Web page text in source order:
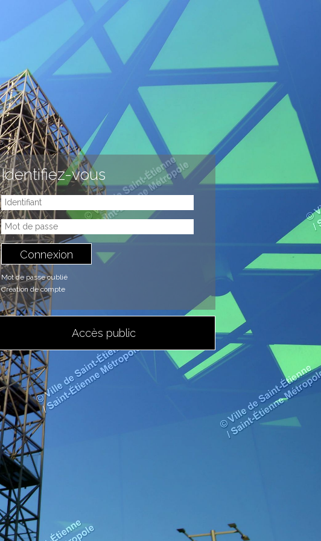
Identifiez-vous
Connexion
Mot de passe oublié
Création de compte
Accès public